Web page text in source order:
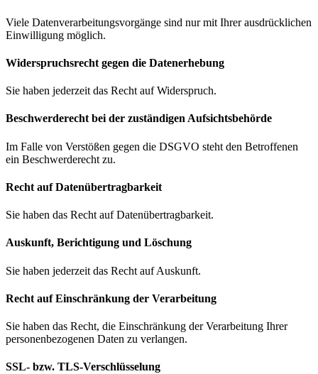
Viele Datenverarbeitungsvorgänge sind nur mit Ihrer ausdrücklichen
Einwilligung möglich.
Widerspruchsrecht gegen die Datenerhebung
Sie haben jederzeit das Recht auf Widerspruch.
Beschwerde­recht bei der zuständigen Aufsichts­behörde
Im Falle von Verstößen gegen die DSGVO steht den Betroffenen
ein Beschwerderecht zu.
Recht auf Daten­übertrag­barkeit
Sie haben das Recht auf Datenübertragbarkeit.
Auskunft, Berichtigung und Löschung
Sie haben jederzeit das Recht auf Auskunft.
Recht auf Einschränkung der Verarbeitung
Sie haben das Recht, die Einschränkung der Verarbeitung Ihrer
personenbezogenen Daten zu verlangen.
SSL- bzw. TLS-Verschlüsselung